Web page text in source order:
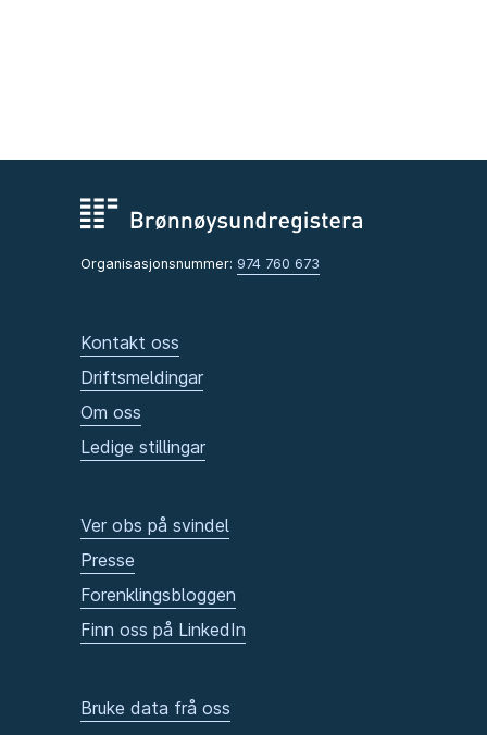
Organisasjonsnummer: 974 760 673
Kontakt oss
Driftsmeldingar
Om oss
Ledige stillingar
Ver obs på svindel
Presse
Forenklingsbloggen
Finn oss på LinkedIn
Bruke data frå oss